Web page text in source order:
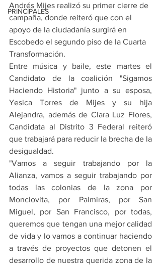
PRINCIPALES
Andrés Mijes realizó su primer cierre de
campaña, donde reiteró que con el
apoyo de la ciudadanía surgirá en
Escobedo el segundo piso de la Cuarta
Transformación.
Entre música y baile, este martes el
Candidato de la coalición "Sigamos
Haciendo Historia" junto a su esposa,
Yesica Torres de Mijes y su hija
Alejandra, además de Clara Luz Flores,
Candidata al Distrito 3 Federal reiteró
que trabajará para reducir la brecha de la
desigualdad.
"Vamos a seguir trabajando por la
Alianza, vamos a seguir trabajando por
todas las colonias de la zona por
Monclovita, por Palmiras, por San
Miguel, por San Francisco, por todas,
queremos que tengan una mejor calidad
de vida y lo vamos a continuar haciendo
a través de proyectos que detonen el
desarrollo de nuestra querida zona de la